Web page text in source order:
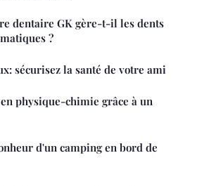
dentaire GK gère-t-il les dents
?
sécurisez la santé de votre ami
en physique-chimie grâce à un
d'un camping en bord de